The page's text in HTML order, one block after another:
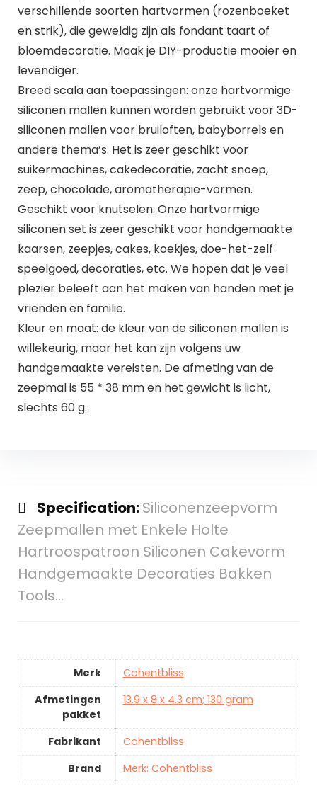
verschillende soorten hartvormen (rozenboeket
en strik), die geweldig zijn als fondant taart of
bloemdecoratie. Maak je DIY-productie mooier en
levendiger.
Breed scala aan toepassingen: onze hartvormige
siliconen mallen kunnen worden gebruikt voor 3D-
siliconen mallen voor bruiloften, babyborrels en
andere thema’s. Het is zeer geschikt voor
suikermachines, cakedecoratie, zacht snoep,
zeep, chocolade, aromatherapie-vormen.
Geschikt voor knutselen: Onze hartvormige
siliconen set is zeer geschikt voor handgemaakte
kaarsen, zeepjes, cakes, koekjes, doe-het-zelf
speelgoed, decoraties, etc. We hopen dat je veel
plezier beleeft aan het maken van handen met je
vrienden en familie.
Kleur en maat: de kleur van de siliconen mallen is
willekeurig, maar het kan zijn volgens uw
handgemaakte vereisten. De afmeting van de
zeepmal is 55 * 38 mm en het gewicht is licht,
slechts 60 g.
Specification:Siliconenzeepvorm
Zeepmallen met Enkele Holte
Hartroospatroon Siliconen Cakevorm
Handgemaakte Decoraties Bakken
Tools…
Merk
Cohentbliss
Afmetingen
pakket
13.9 x 8 x 4.3 cm; 130 gram
Fabrikant
Cohentbliss
Brand
Merk: Cohentbliss